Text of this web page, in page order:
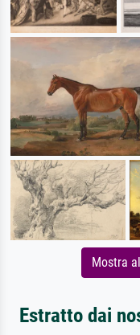
Mostra
Estratto dai